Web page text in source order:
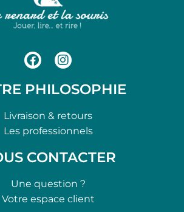
PHILOSOPHIE
Livraison & retours
Les professionnels
CONTACTER
Une question ?
Votre espace client